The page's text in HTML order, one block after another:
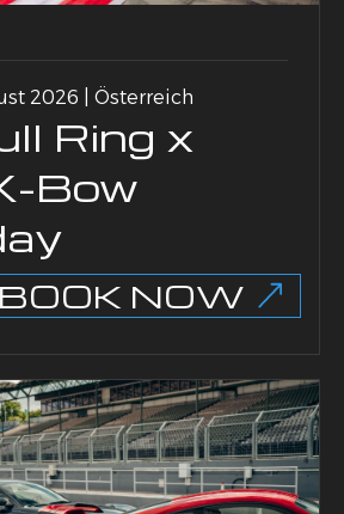
2026 | Österreich
Ring x
Bow
BOOK NOW